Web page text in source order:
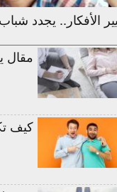
الأفكار.. يجدد شباب
مقال
كيف